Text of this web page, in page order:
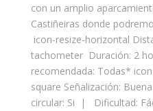
con un amplio
Castiñeiras donde
icon-resize-horizontal
tachometer Duración: 2
recomendada: Todas*
square Señalización:
circular: Si | Dificultad: